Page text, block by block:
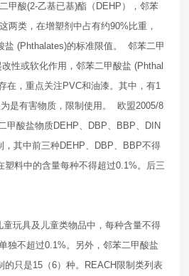
甲酸(2-乙基已基)酯（DEHP），邻苯
两类，在增塑剂中占有约90%比重，
盐 (Phthalates)的标准限值。 邻苯二甲
性或软化作用，邻苯二甲酸盐 (Phthal
在，重点关注PVC和油漆。其中，有1
是有害物质，限制使用。 欧盟2005/8
甲酸盐物质DEHP、DBP、BBP、DIN
，其中前三种DEHP、DBP、BBP不得
塑料中的含量每种不得超过0.1%。后三
童玩具及儿童类物品中，每种含量不得
独不超过0.1%。另外，邻苯二甲酸盐
的只是15（6）种。REACH限制类列表